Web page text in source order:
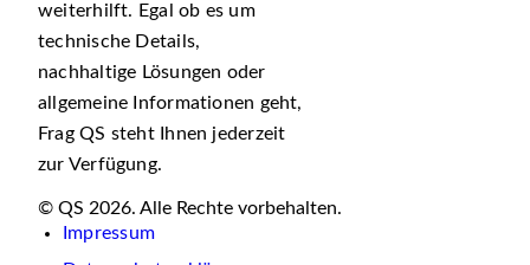
weiterhilft. Egal ob es um
technische Details,
nachhaltige Lösungen oder
allgemeine Informationen geht,
Frag QS steht Ihnen jederzeit
zur Verfügung.
© QS 2026. Alle Rechte vorbehalten.
Impressum